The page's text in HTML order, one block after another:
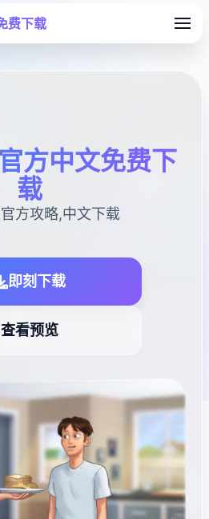
费下载
方中文免费下
载
方攻略,中文下载
即刻下载
查看预览